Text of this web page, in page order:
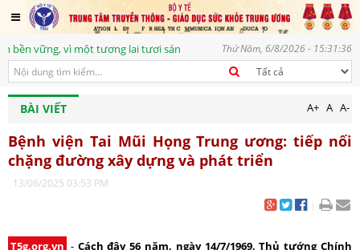
vì một tương lai tươi sáng Thứ Năm, 6/8/2026 - 15:31:37
BÀI VIẾT A+ A A-
Bệnh viện Tai Mũi Họng Trung ương: tiếp nối
chặng đường xây dựng và phát triển
13/06/2025 03:53 PM
T5g.org.vn - Cách đây 56 năm, ngày 14/7/1969, Thủ tướng Chính